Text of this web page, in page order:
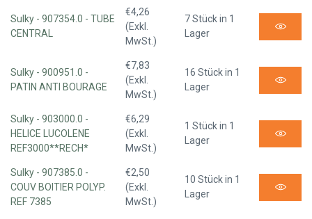
Sulky - 907354.0 - TUBE
CENTRAL
€4,26
(Exkl.
MwSt.)
7 Stück in 1
Lager
Sulky - 900951.0 -
PATIN ANTI BOURAGE
€7,83
(Exkl.
MwSt.)
16 Stück in 1
Lager
Sulky - 903000.0 -
HELICE LUCOLENE
REF3000**RECH*
€6,29
(Exkl.
MwSt.)
1 Stück in 1
Lager
Sulky - 907385.0 -
COUV BOITIER POLYP.
REF 7385
€2,50
(Exkl.
MwSt.)
10 Stück in 1
Lager